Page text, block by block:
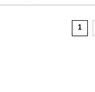
1